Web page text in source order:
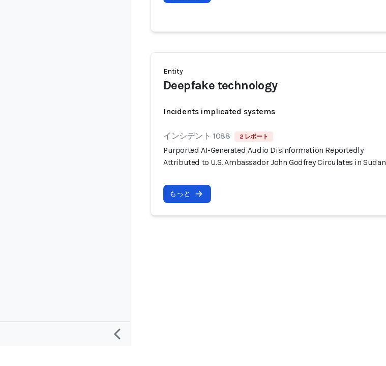
Entity
Deepfake technology
Incidents implicated systems
インシデント 1088 2 レポート
Purported AI-Generated Audio Disinformation Reportedly
Attributed to U.S. Ambassador John Godfrey Circulates in Sudan
もっと